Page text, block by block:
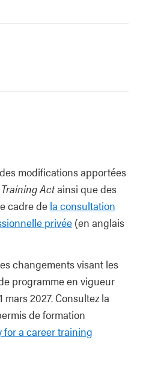
modifications apportées
Actainsi que des
cadre de la consultation
privée (en anglais
changements visant les
programme en vigueur
2027. Consultez la
de formation
for a career training